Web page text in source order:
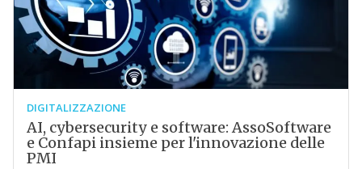
DIGITALIZZAZIONE
AI, cybersecurity e software: AssoSoftware
e Confapi insieme per l'innovazione delle
PMI